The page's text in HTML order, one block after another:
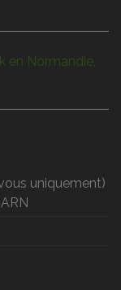
en Normandie,
uniquement)